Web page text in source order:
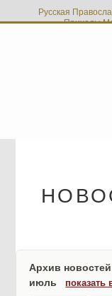
Русская
Приходы
Архив
июль
показать